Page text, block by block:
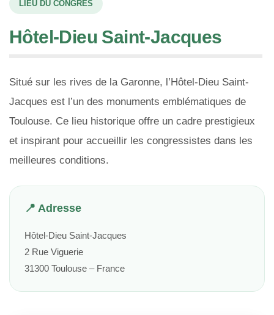
LIEU DU CONGRÈS
Hôtel-Dieu Saint-Jacques
Situé sur les rives de la Garonne, l’Hôtel-Dieu Saint-
Jacques est l’un des monuments emblématiques de
Toulouse. Ce lieu historique offre un cadre prestigieux
et inspirant pour accueillir les congressistes dans les
meilleures conditions.
📍 Adresse
Hôtel-Dieu Saint-Jacques
2 Rue Viguerie
31300 Toulouse – France